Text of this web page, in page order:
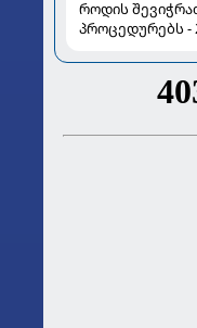
როდის
პროცედურებს -